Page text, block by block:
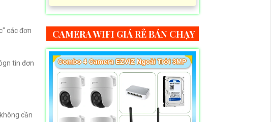
các đơn
tin đơn
cần
CAMERA WIFI GIÁ RẺ BÁN CHẠY